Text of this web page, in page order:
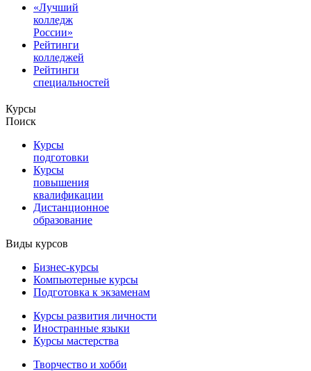
«Лучший
колледж
России»
Рейтинги
колледжей
Рейтинги
специальностей
Курсы
Поиск
Курсы
подготовки
Курсы
повышения
квалификации
Дистанционное
образование
Виды курсов
Бизнес-курсы
Компьютерные курсы
Подготовка к экзаменам
Курсы развития личности
Иностранные языки
Курсы мастерства
Творчество и хобби